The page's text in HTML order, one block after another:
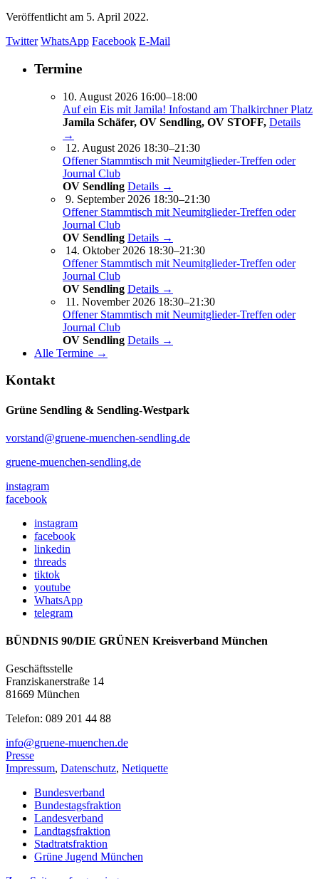
Veröffentlicht am 5. April 2022.
Twitter WhatsApp Facebook E-Mail
Termine
10. August 2026 16:00–18:00
Auf ein Eis mit Jamila! Infostand am Thalkirchner Platz
Jamila Schäfer, OV Sendling, OV STOFF, Details
→
12. August 2026 18:30–21:30
Offener Stammtisch mit Neumitglieder-Treffen oder
Journal Club
OV Sendling Details →
9. September 2026 18:30–21:30
Offener Stammtisch mit Neumitglieder-Treffen oder
Journal Club
OV Sendling Details →
14. Oktober 2026 18:30–21:30
Offener Stammtisch mit Neumitglieder-Treffen oder
Journal Club
OV Sendling Details →
11. November 2026 18:30–21:30
Offener Stammtisch mit Neumitglieder-Treffen oder
Journal Club
OV Sendling Details →
Alle Termine →
Kontakt
Grüne Sendling & Sendling-Westpark
vorstand@gruene-muenchen-sendling.de
gruene-muenchen-sendling.de
instagram
facebook
instagram
facebook
linkedin
threads
tiktok
youtube
WhatsApp
telegram
BÜNDNIS 90/DIE GRÜNEN Kreisverband München
Geschäftsstelle
Franziskanerstraße 14
81669 München
Telefon: 089 201 44 88
info@gruene-muenchen.de
Presse
Impressum, Datenschutz, Netiquette
Bundesverband
Bundestagsfraktion
Landesverband
Landtagsfraktion
Stadtratsfraktion
Grüne Jugend München